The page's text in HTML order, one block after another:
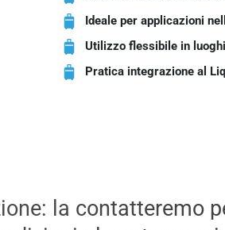
Ideale per applicazioni
Utilizzo flessibile in
Pratica integrazione al
la contatteremo